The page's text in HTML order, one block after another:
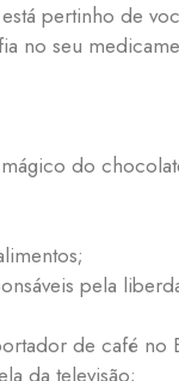
pertinho de
no seu
do
pela
de café no